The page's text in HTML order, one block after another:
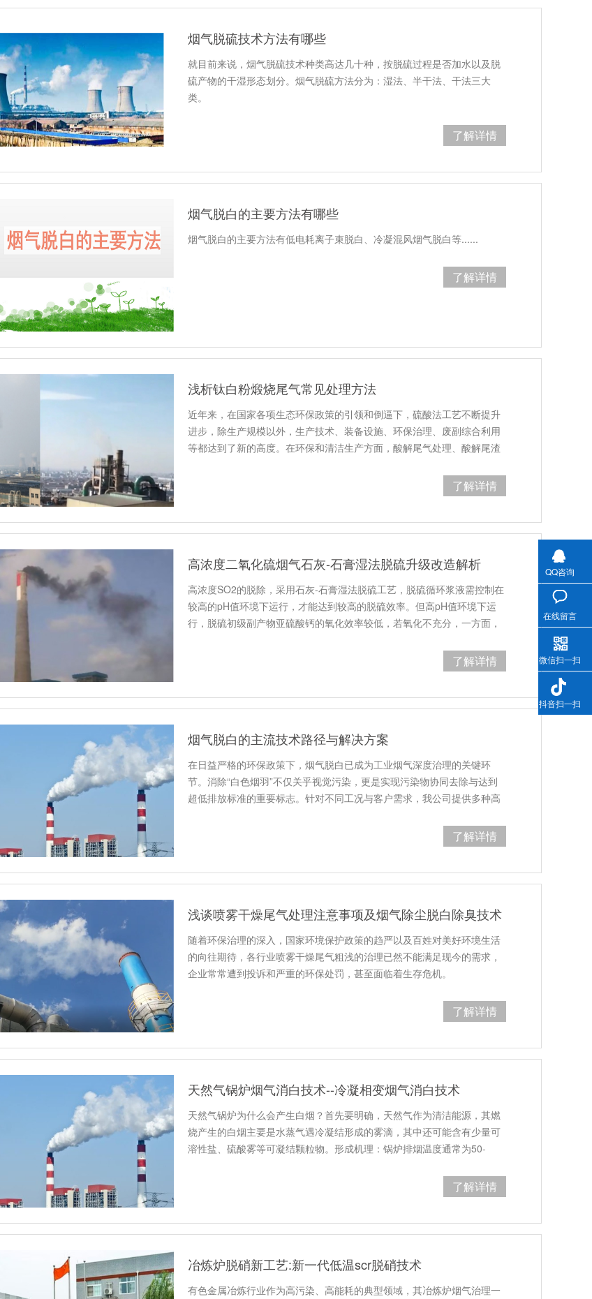
烟气脱硫技术方法有哪些
就目前来说，烟气脱硫技术种类高达几十种，按脱硫过程是否加水以及脱
硫产物的干湿形态划分。烟气脱硫方法分为：湿法、半干法、干法三大
类。
了解详情
烟气脱白的主要方法有哪些
烟气脱白的主要方法有低电耗离子束脱白、冷凝混风烟气脱白等......
了解详情
浅析钛白粉煅烧尾气常见处理方法
近年来，在国家各项生态环保政策的引领和倒逼下，硫酸法工艺不断提升
进步，除生产规模以外，生产技术、装备设施、环保治理、废副综合利用
等都达到了新的高度。在环保和清洁生产方面，酸解尾气处理、酸解尾渣
了解详情
高浓度二氧化硫烟气石灰-石膏湿法脱硫升级改造解析
高浓度SO2的脱除，采用石灰-石膏湿法脱硫工艺，脱硫循环浆液需控制在
较高的pH值环境下运行，才能达到较高的脱硫效率。但高pH值环境下运
行，脱硫初级副产物亚硫酸钙的氧化效率较低，若氧化不充分，一方面，
了解详情
烟气脱白的主流技术路径与解决方案
在日益严格的环保政策下，烟气脱白已成为工业烟气深度治理的关键环
节。消除“白色烟羽”不仅关乎视觉污染，更是实现污染物协同去除与达到
超低排放标准的重要标志。针对不同工况与客户需求，我公司提供多种高
了解详情
浅谈喷雾干燥尾气处理注意事项及烟气除尘脱白除臭技术
随着环保治理的深入，国家环境保护政策的趋严以及百姓对美好环境生活
的向往期待，各行业喷雾干燥尾气粗浅的治理已然不能满足现今的需求，
企业常常遭到投诉和严重的环保处罚，甚至面临着生存危机。
了解详情
天然气锅炉烟气消白技术--冷凝相变烟气消白技术
天然气锅炉为什么会产生白烟？首先要明确，天然气作为清洁能源，其燃
烧产生的白烟主要是水蒸气遇冷凝结形成的雾滴，其中还可能含有少量可
溶性盐、硫酸雾等可凝结颗粒物。形成机理：锅炉排烟温度通常为50-
了解详情
冶炼炉脱硝新工艺:新一代低温scr脱硝技术
有色金属冶炼行业作为高污染、高能耗的典型领域，其冶炼炉烟气治理一
QQ咨询
在线留言
微信扫一扫
抖音扫一扫